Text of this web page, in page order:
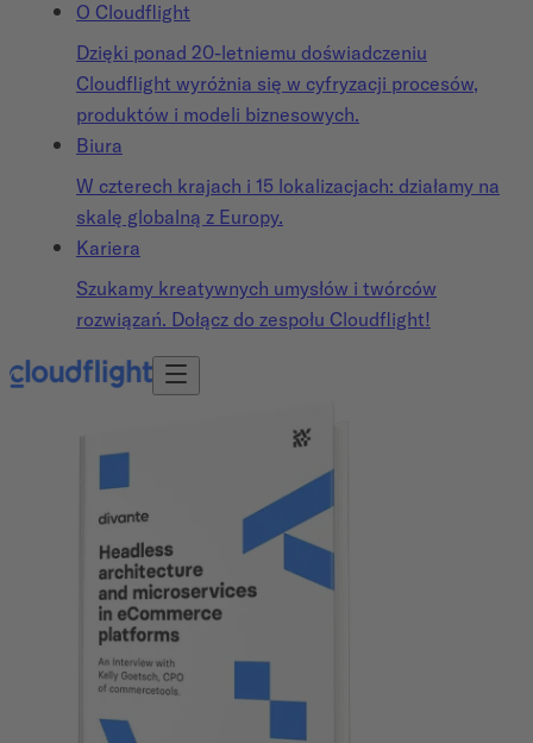
O Cloudflight
Dzięki ponad 20-letniemu doświadczeniu
Cloudflight wyróżnia się w cyfryzacji procesów,
produktów i modeli biznesowych.
Biura
W czterech krajach i 15 lokalizacjach: działamy na
skalę globalną z Europy.
Kariera
Szukamy kreatywnych umysłów i twórców
rozwiązań. Dołącz do zespołu Cloudflight!